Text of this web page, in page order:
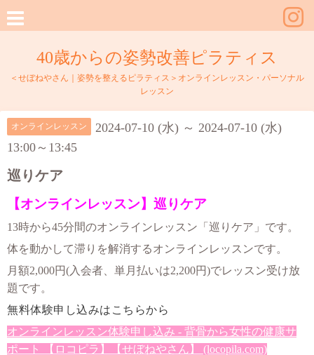
40歳からの姿勢改善ピラティス
＜せぼねやさん｜姿勢を整えるピラティス＞オンラインレッスン・パーソナル
レッスン
オンラインレッスン
2024-07-10 (水) ～ 2024-07-10 (水)
13:00～13:45
巡りケア
【オンラインレッスン】巡りケア
13時から45分間のオンラインレッスン「巡りケア」です。
体を動かして滞りを解消するオンラインレッスンです。
月額2,000円(入会者、単月払いは2,200円)でレッスン受け放
題です。
無料体験申し込みはこちらから
オンラインレッスン体験申し込み - 背骨から女性の健康サ
ポート 【ロコピラ】【せぼねやさん】 (locopila.com)